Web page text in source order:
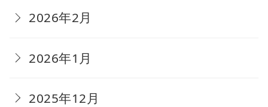
2026年2月
2026年1月
2025年12月